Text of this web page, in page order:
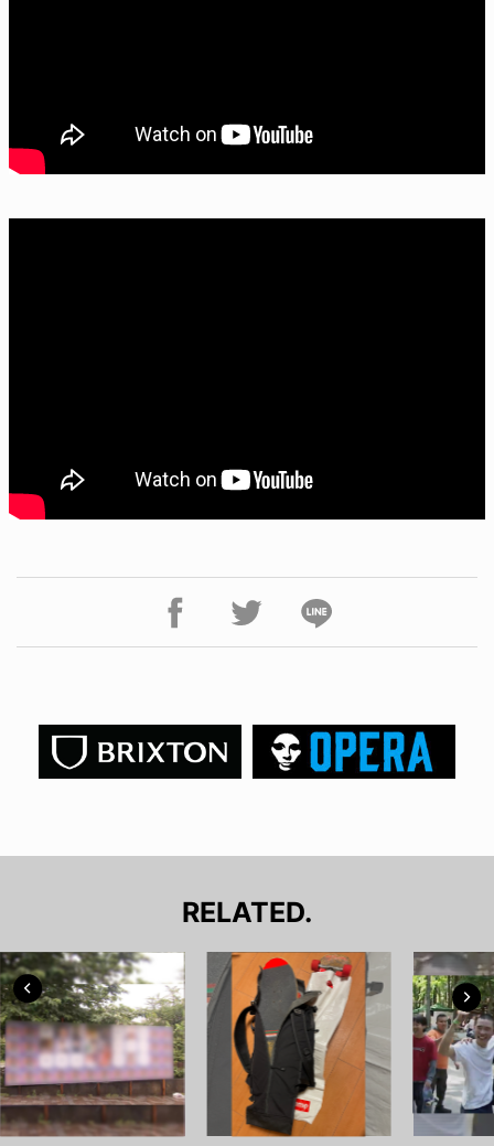
RELATED.